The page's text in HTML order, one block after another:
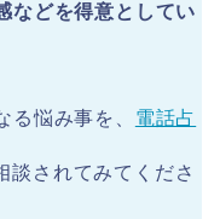
などを得意としてい
る悩み事を、 電話占
談されてみてくださ